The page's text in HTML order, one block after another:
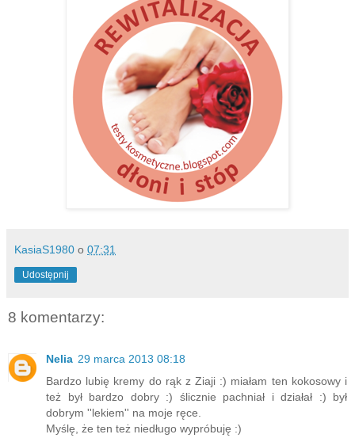
KasiaS1980 o 07:31
Udostępnij
8 komentarzy:
Nelia 29 marca 2013 08:18
Bardzo lubię kremy do rąk z Ziaji :) miałam ten kokosowy i
też był bardzo dobry :) ślicznie pachniał i działał :) był
dobrym ''lekiem'' na moje ręce.
Myślę, że ten też niedługo wypróbuję :)